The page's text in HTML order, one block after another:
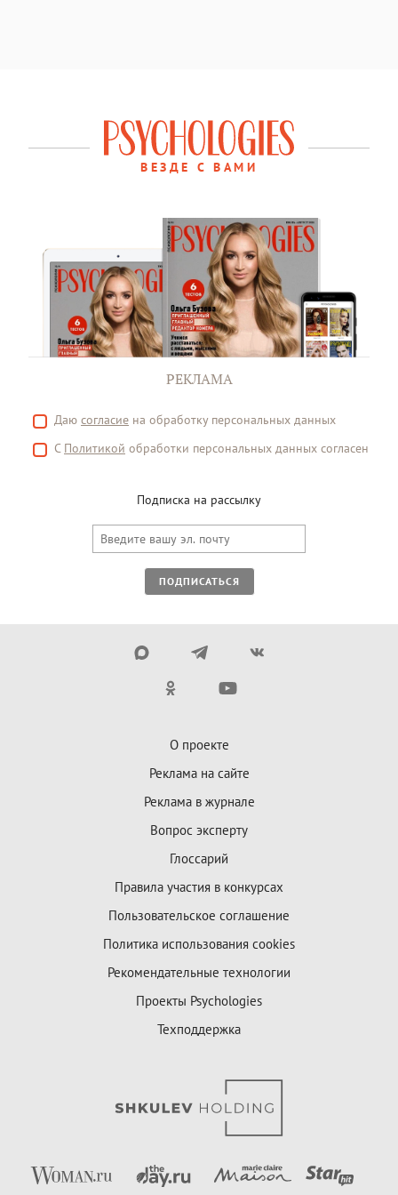
ВЕЗДЕ С ВАМИ
РЕКЛАМА
Даю согласие на обработку персональных данных
С Политикой обработки персональных данных согласен
Подписка на рассылку
ПОДПИСАТЬСЯ
О проекте
Реклама на сайте
Реклама в журнале
Вопрос эксперту
Глоссарий
Правила участия в конкурсах
Пользовательское соглашение
Политика использования cookies
Рекомендательные технологии
Проекты Psychologies
Техподдержка